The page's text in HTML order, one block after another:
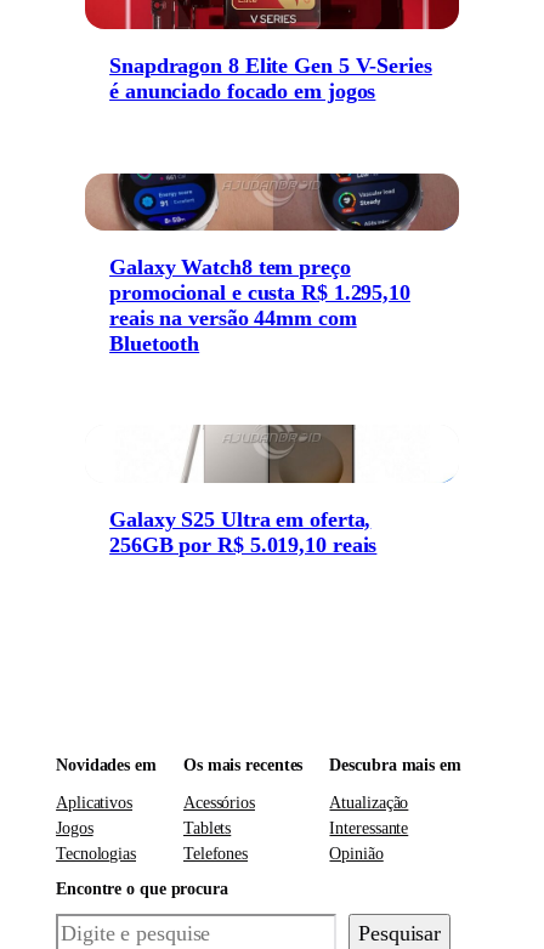
Snapdragon 8 Elite Gen 5 V-Series
é anunciado focado em jogos
Galaxy Watch8 tem preço
promocional e custa R$ 1.295,10
reais na versão 44mm com
Bluetooth
Galaxy S25 Ultra em oferta,
256GB por R$ 5.019,10 reais
Novidades em
Aplicativos
Jogos
Tecnologias
Os mais recentes
Acessórios
Tablets
Telefones
Descubra mais em
Atualização
Interessante
Opinião
Encontre o que procura
Pesquisar Pesquisar